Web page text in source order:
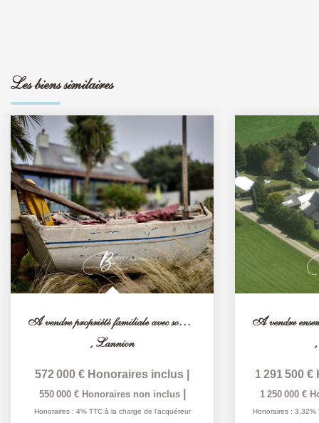
Les biens similaires
A vendre propriété familiale avec son espace détente Côte...
, Lannion
572 000 € Honoraires inclus
550 000 € Honoraires non inclus
Honoraires : 4% TTC à la charge de l'acquéreur
1 291 500 €
1 250 000 €
Honoraires : 3,32%